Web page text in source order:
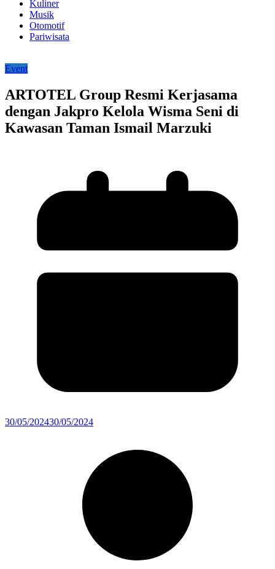
Kuliner
Musik
Otomotif
Pariwisata
Event
ARTOTEL Group Resmi Kerjasama
dengan Jakpro Kelola Wisma Seni di
Kawasan Taman Ismail Marzuki
30/05/202430/05/2024